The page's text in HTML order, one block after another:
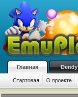
Главная Dendy
Стартовая О проекте